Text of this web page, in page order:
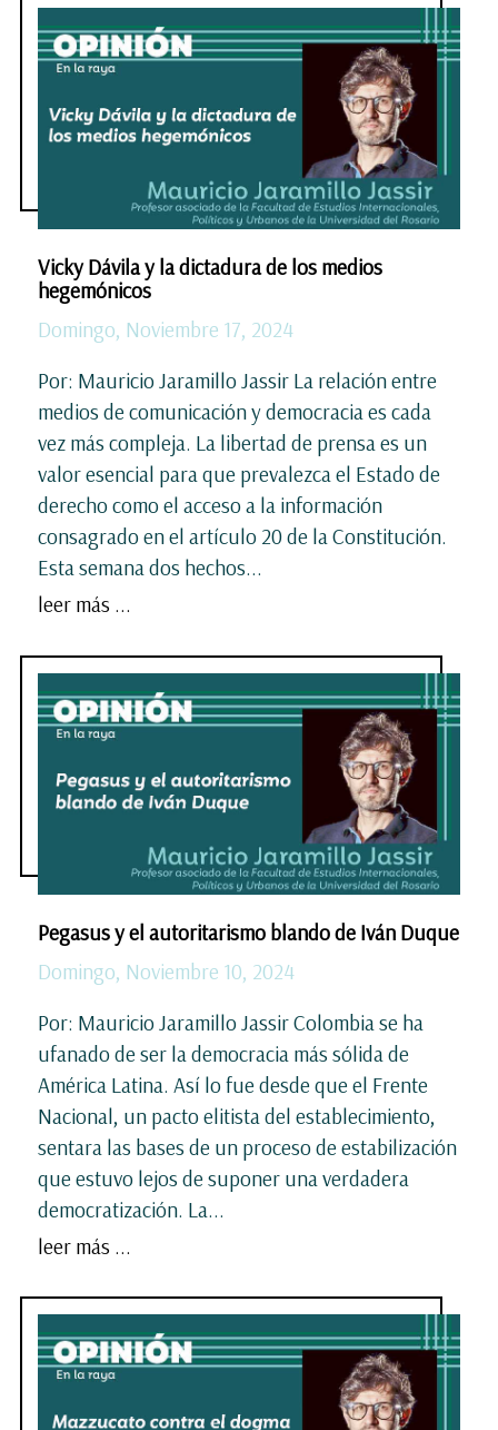
Vicky Dávila y la dictadura de los medios
hegemónicos
Domingo, Noviembre 17, 2024
Por: Mauricio Jaramillo Jassir La relación entre
medios de comunicación y democracia es cada
vez más compleja. La libertad de prensa es un
valor esencial para que prevalezca el Estado de
derecho como el acceso a la información
consagrado en el artículo 20 de la Constitución.
Esta semana dos hechos...
leer más ...
Pegasus y el autoritarismo blando de Iván Duque
Domingo, Noviembre 10, 2024
Por: Mauricio Jaramillo Jassir Colombia se ha
ufanado de ser la democracia más sólida de
América Latina. Así lo fue desde que el Frente
Nacional, un pacto elitista del establecimiento,
sentara las bases de un proceso de estabilización
que estuvo lejos de suponer una verdadera
democratización. La...
leer más ...